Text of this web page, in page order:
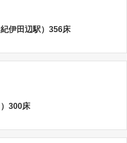
伊田辺駅）356床
300床